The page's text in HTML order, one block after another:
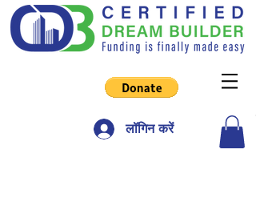
लॉगिन करें